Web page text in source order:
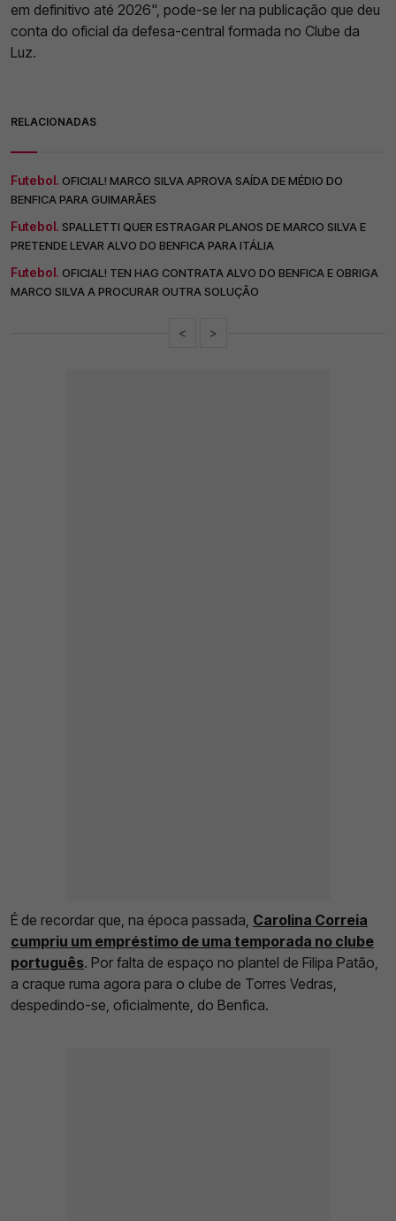
em definitivo até 2026", pode-se ler na publicação que deu
conta do oficial da defesa-central formada no Clube da
Luz.
RELACIONADAS
Futebol. OFICIAL! MARCO SILVA APROVA SAÍDA DE MÉDIO DO
BENFICA PARA GUIMARÃES
Futebol. SPALLETTI QUER ESTRAGAR PLANOS DE MARCO SILVA E
PRETENDE LEVAR ALVO DO BENFICA PARA ITÁLIA
Futebol. OFICIAL! TEN HAG CONTRATA ALVO DO BENFICA E OBRIGA
MARCO SILVA A PROCURAR OUTRA SOLUÇÃO
< >
É de recordar que, na época passada, Carolina Correia
cumpriu um empréstimo de uma temporada no clube
português. Por falta de espaço no plantel de Filipa Patão,
a craque ruma agora para o clube de Torres Vedras,
despedindo-se, oficialmente, do Benfica.